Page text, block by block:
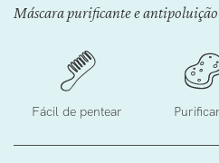
inícioMáscara purificante e antipoluição
Fácil de pentear